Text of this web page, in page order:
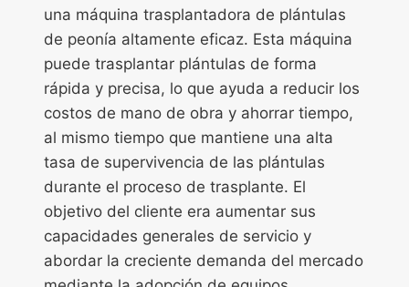
una máquina trasplantadora de plántulas
de peonía altamente eficaz. Esta máquina
puede trasplantar plántulas de forma
rápida y precisa, lo que ayuda a reducir los
costos de mano de obra y ahorrar tiempo,
al mismo tiempo que mantiene una alta
tasa de supervivencia de las plántulas
durante el proceso de trasplante. El
objetivo del cliente era aumentar sus
capacidades generales de servicio y
abordar la creciente demanda del mercado